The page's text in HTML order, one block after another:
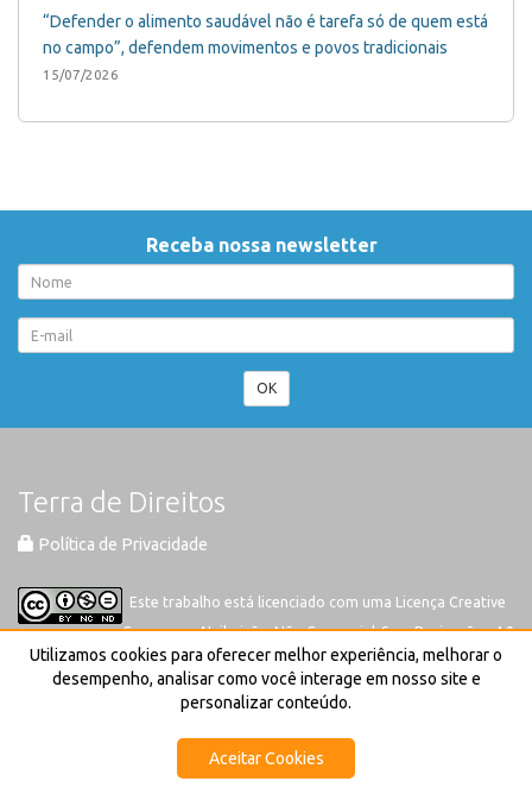
“Defender o alimento saudável não é tarefa só de quem está
no campo”, defendem movimentos e povos tradicionais
15/07/2026
Receba nossa newsletter
OK
Terra de Direitos
Política de Privacidade
Este trabalho está licenciado com uma Licença Creative
Commons-Atribuição-Não Comercial-Sem Derivações 4.0
Internacional
Utilizamos cookies para oferecer melhor experiência, melhorar o
desempenho, analisar como você interage em nosso site e
personalizar conteúdo.
Aceitar Cookies